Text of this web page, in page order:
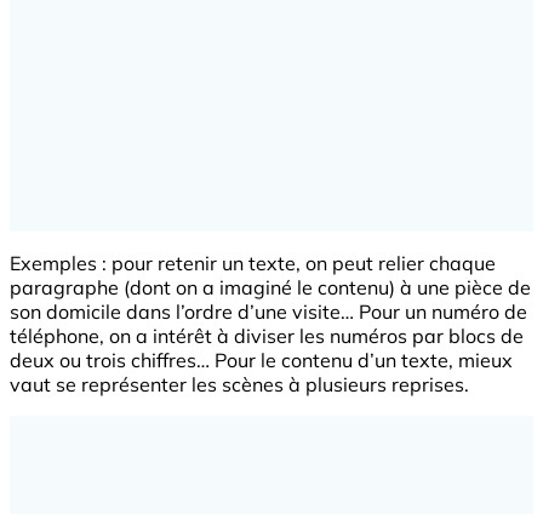
Exemples : pour retenir un texte, on peut relier chaque
paragraphe (dont on a imaginé le contenu) à une pièce de
son domicile dans l’ordre d’une visite… Pour un numéro de
téléphone, on a intérêt à diviser les numéros par blocs de
deux ou trois chiffres… Pour le contenu d’un texte, mieux
vaut se représenter les scènes à plusieurs reprises.